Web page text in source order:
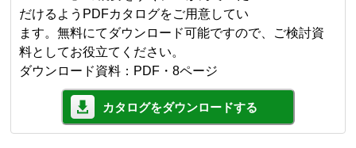
だけるようPDFカタログをご用意してい
ます。無料にてダウンロード可能ですので、ご検討資
料としてお役立てください。
ダウンロード資料：PDF・8ページ
カタログをダウンロードする